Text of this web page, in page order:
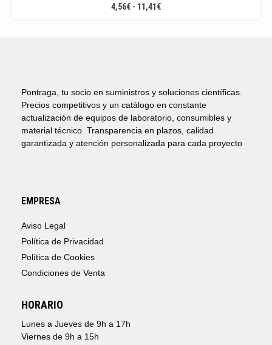
4,90€
4,56€ - 11,41 €RANGO
Pontraga, tu socio en suministros y soluciones científicas.
Precios competitivos y un catálogo en constante
actualización de equipos de laboratorio, consumibles y
material técnico. Transparencia en plazos, calidad
garantizada y atención personalizada para cada proyecto
EMPRESA
Aviso Legal
Política de Privacidad
Política de Cookies
Condiciones de Venta
HORARIO
Lunes a Jueves de 9h a 17h
Viernes de 9h a 15h